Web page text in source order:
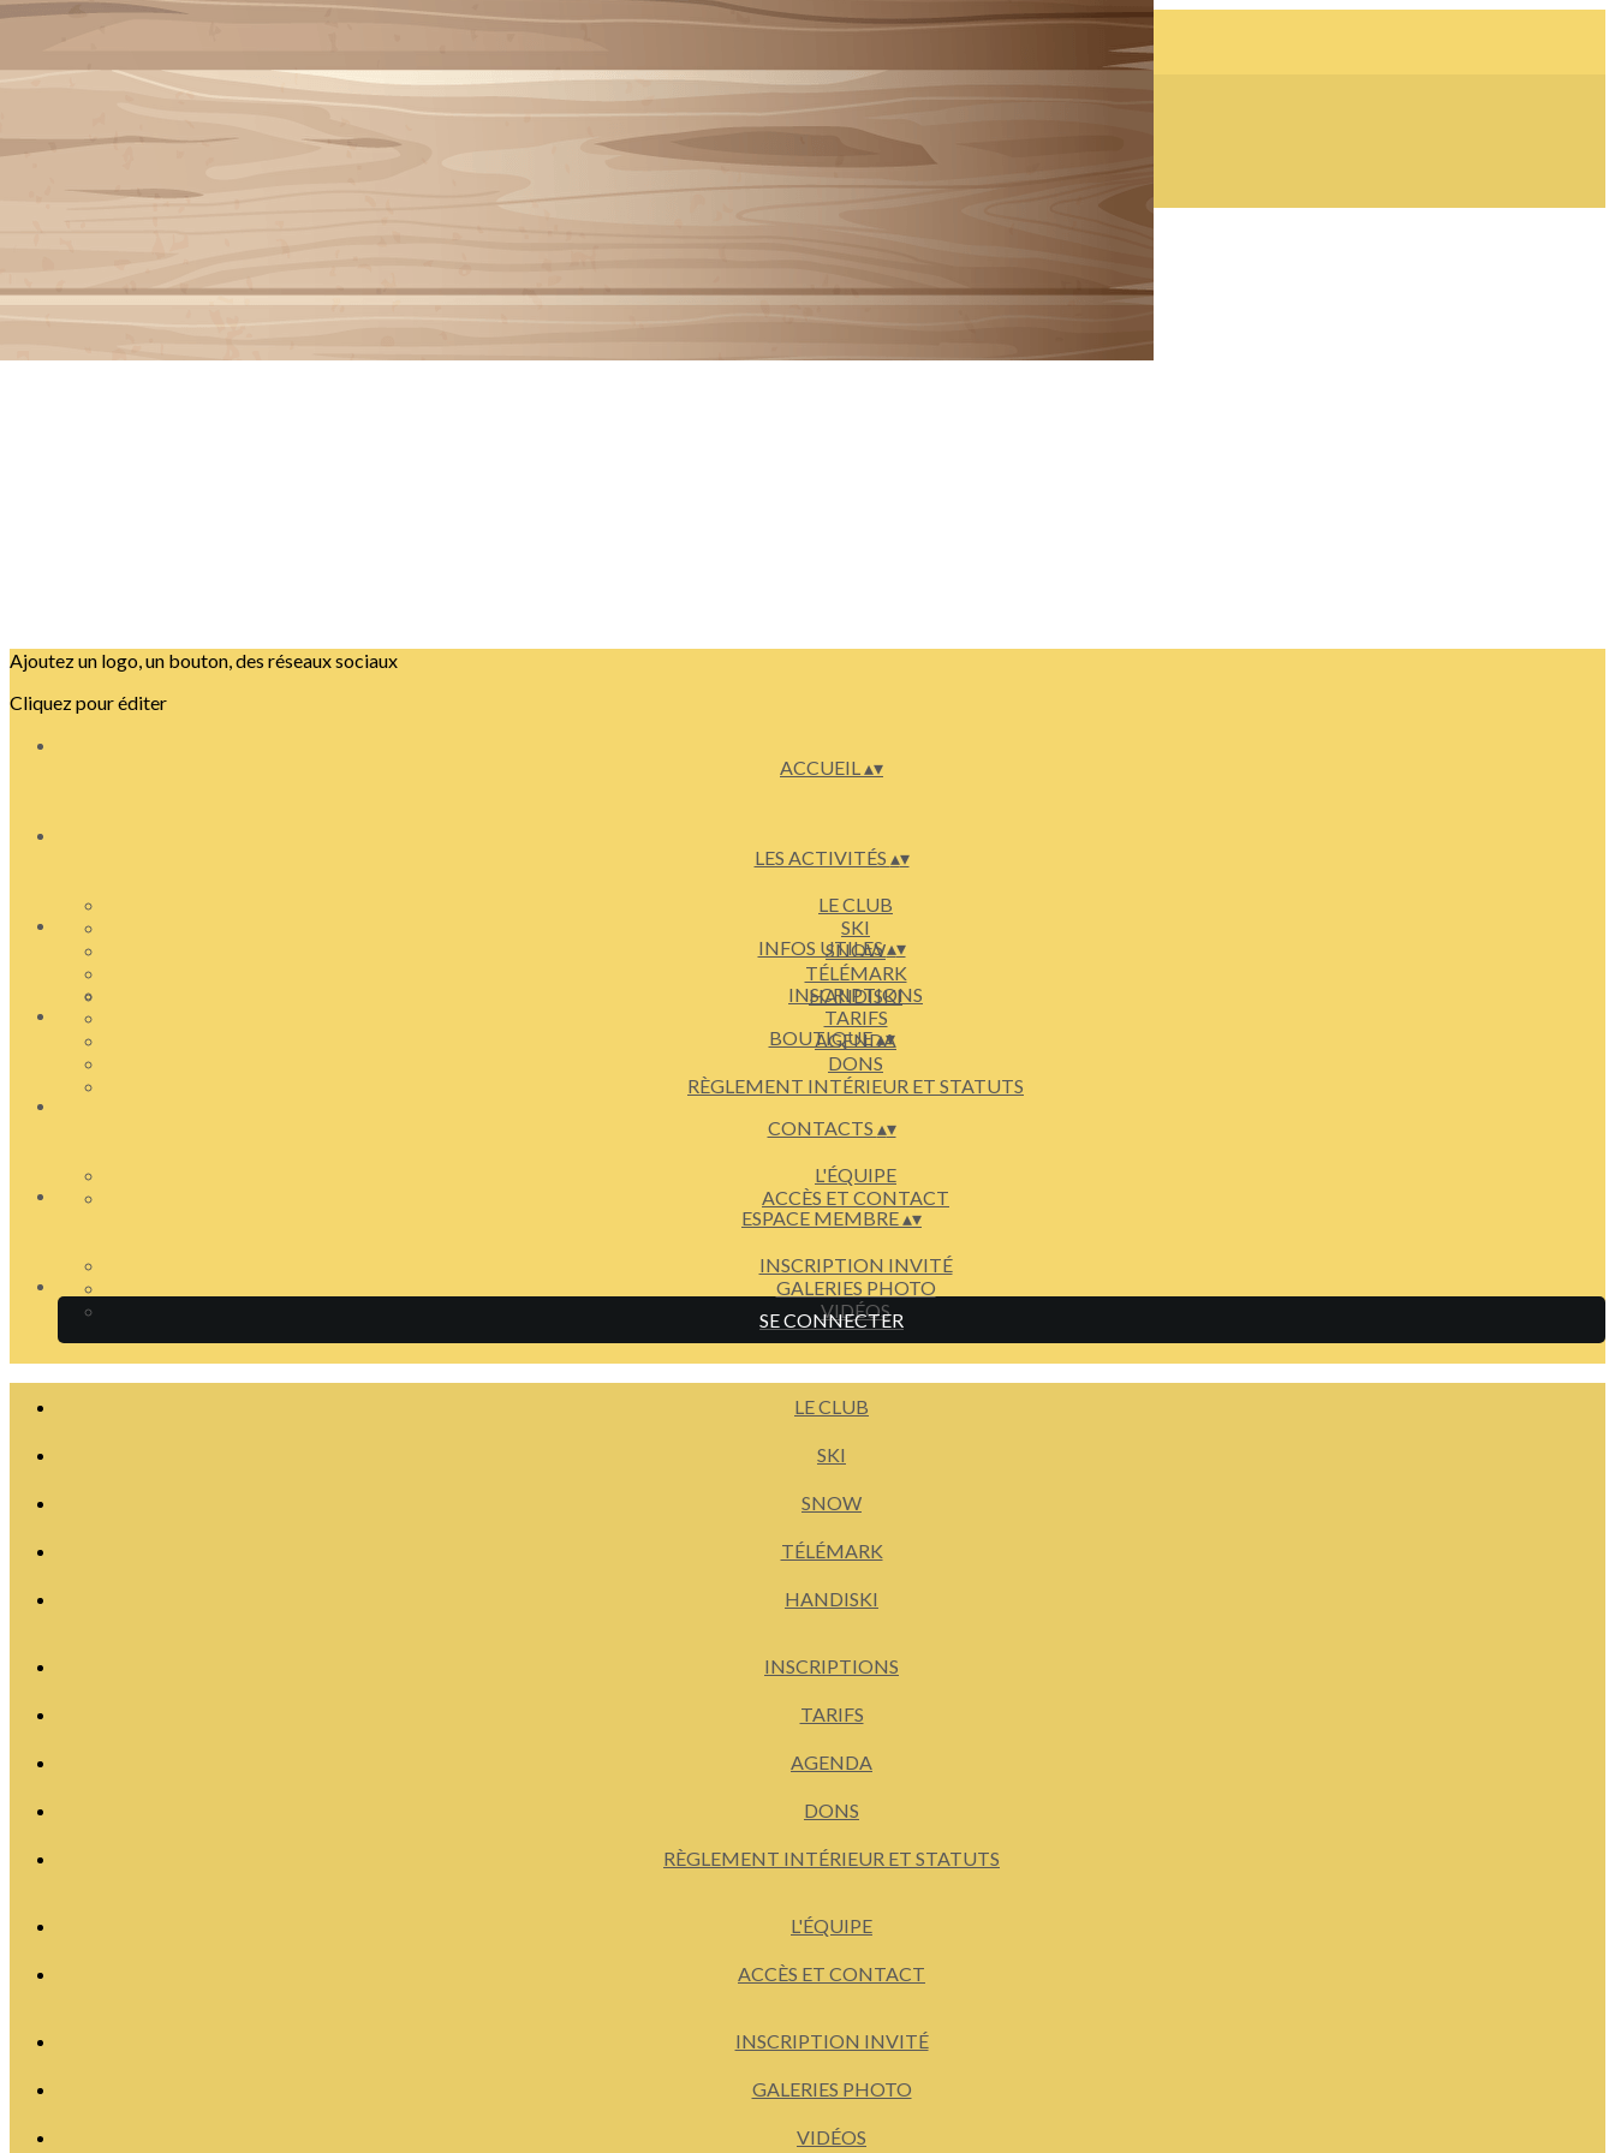
<
INSCRIPTION INVITÉ
Vidéos
Cliquez pour éditer
Ajoutez un logo, un bouton, des réseaux sociaux
Cliquez pour éditer
ACCUEIL▴▾
LES ACTIVITÉS ▴▾
LE CLUB
SKI
SNOW
TÉLÉMARK
HANDISKI
INFOS UTILES▴▾
INSCRIPTIONS
TARIFS
AGENDA
DONS
RÈGLEMENT INTÉRIEUR ET STATUTS
BOUTIQUE▴▾
CONTACTS ▴▾
L'ÉQUIPE
ACCÈS ET CONTACT
ESPACE MEMBRE▴▾
INSCRIPTION INVITÉ
GALERIES PHOTO
VIDÉOS
SE CONNECTER
LE CLUB
SKI
SNOW
TÉLÉMARK
HANDISKI
INSCRIPTIONS
TARIFS
AGENDA
DONS
RÈGLEMENT INTÉRIEUR ET STATUTS
L'ÉQUIPE
ACCÈS ET CONTACT
INSCRIPTION INVITÉ
GALERIES PHOTO
VIDÉOS